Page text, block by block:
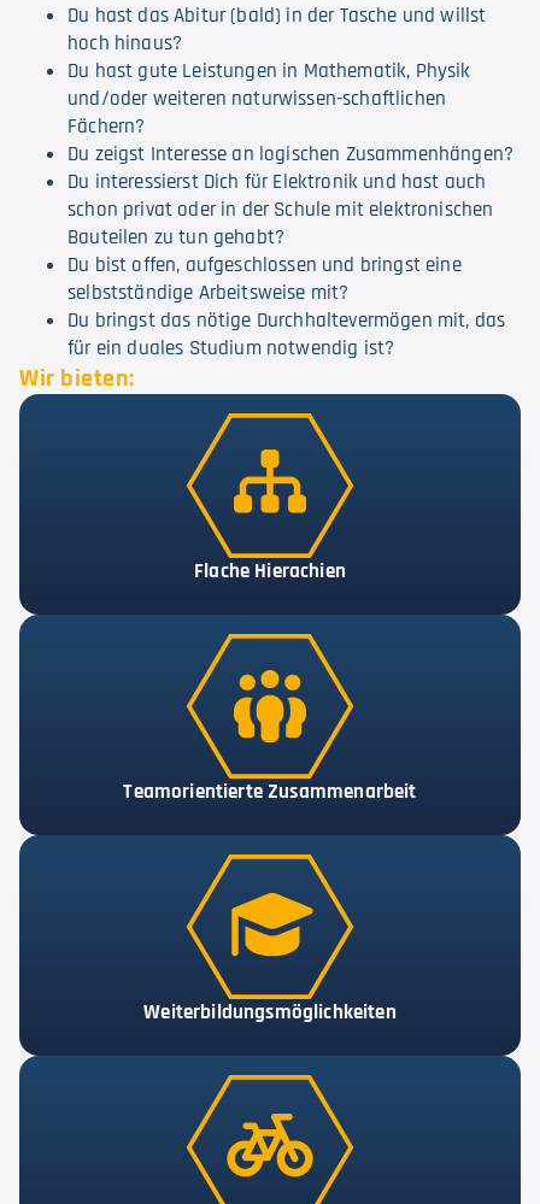
Du hast das Abitur (bald) in der Tasche und willst
hoch hinaus?
Du hast gute Leistungen in Mathematik, Physik
und/oder weiteren naturwissen-schaftlichen
Fächern?
Du zeigst Interesse an logischen Zusammenhängen?
Du interessierst Dich für Elektronik und hast auch
schon privat oder in der Schule mit elektronischen
Bauteilen zu tun gehabt?
Du bist offen, aufgeschlossen und bringst eine
selbstständige Arbeitsweise mit?
Du bringst das nötige Durchhaltevermögen mit, das
für ein duales Studium notwendig ist?
Wir bieten:
Flache Hierachien
Teamorientierte Zusammenarbeit
Weiterbildungsmöglichkeiten